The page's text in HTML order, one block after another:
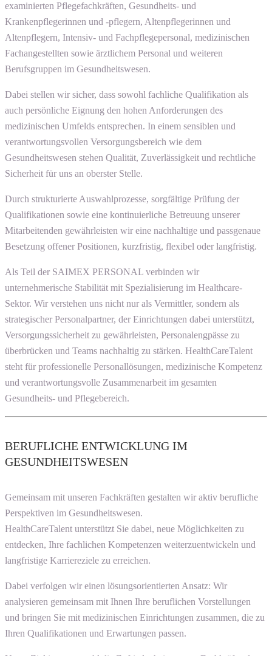
examinierten Pflegefachkräften, Gesundheits- und
Krankenpflegerinnen und -pflegern, Altenpflegerinnen und
Altenpflegern, Intensiv- und Fachpflegepersonal, medizinischen
Fachangestellten sowie ärztlichem Personal und weiteren
Berufsgruppen im Gesundheitswesen.
Dabei stellen wir sicher, dass sowohl fachliche Qualifikation als
auch persönliche Eignung den hohen Anforderungen des
medizinischen Umfelds entsprechen. In einem sensiblen und
verantwortungsvollen Versorgungsbereich wie dem
Gesundheitswesen stehen Qualität, Zuverlässigkeit und rechtliche
Sicherheit für uns an oberster Stelle.
Durch strukturierte Auswahlprozesse, sorgfältige Prüfung der
Qualifikationen sowie eine kontinuierliche Betreuung unserer
Mitarbeitenden gewährleisten wir eine nachhaltige und passgenaue
Besetzung offener Positionen, kurzfristig, flexibel oder langfristig.
Als Teil der SAIMEX PERSONAL verbinden wir
unternehmerische Stabilität mit Spezialisierung im Healthcare-
Sektor. Wir verstehen uns nicht nur als Vermittler, sondern als
strategischer Personalpartner, der Einrichtungen dabei unterstützt,
Versorgungssicherheit zu gewährleisten, Personalengpässe zu
überbrücken und Teams nachhaltig zu stärken. HealthCareTalent
steht für professionelle Personallösungen, medizinische Kompetenz
und verantwortungsvolle Zusammenarbeit im gesamten
Gesundheits- und Pflegebereich.
BERUFLICHE ENTWICKLUNG IM
GESUNDHEITSWESEN
Gemeinsam mit unseren Fachkräften gestalten wir aktiv berufliche
Perspektiven im Gesundheitswesen.
HealthCareTalent unterstützt Sie dabei, neue Möglichkeiten zu
entdecken, Ihre fachlichen Kompetenzen weiterzuentwickeln und
langfristige Karriereziele zu erreichen.
Dabei verfolgen wir einen lösungsorientierten Ansatz: Wir
analysieren gemeinsam mit Ihnen Ihre beruflichen Vorstellungen
und bringen Sie mit medizinischen Einrichtungen zusammen, die zu
Ihren Qualifikationen und Erwartungen passen.